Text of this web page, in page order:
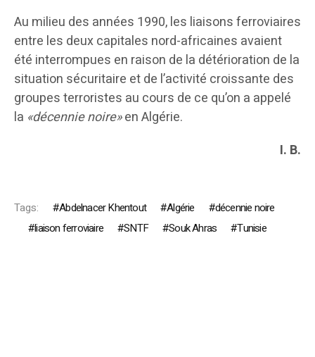
Au milieu des années 1990, les liaisons ferroviaires
entre les deux capitales nord-africaines avaient
été interrompues en raison de la détérioration de la
situation sécuritaire et de l’activité croissante des
groupes terroristes au cours de ce qu’on a appelé
la «décennie noire»en Algérie.
I. B.
Tags: Abdelnacer Khentout Algérie
décennie noire
liaison ferroviaire
SNTF Souk Ahras Tunisie